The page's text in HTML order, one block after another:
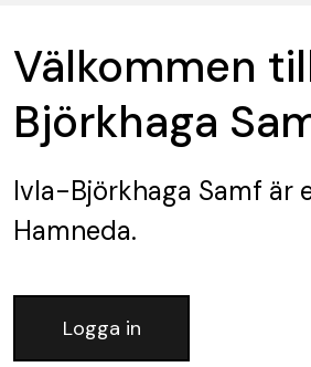
Välkommen
Björkhaga
Ivla-Björkhaga Samf är
Hamneda.
Logga in